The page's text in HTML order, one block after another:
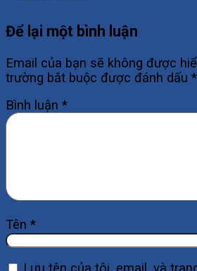
Để lại một bình luận
Email của bạn sẽ không được
trường bắt buộc được đánh dấu *
Bình luận *
Tên *
Lưu tên của tôi, email, và